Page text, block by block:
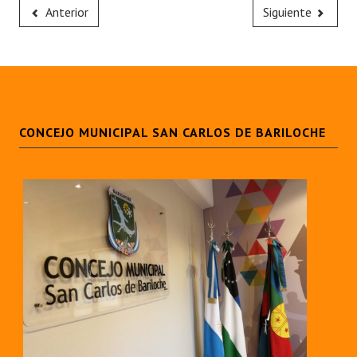
Anterior Siguiente
CONCEJO MUNICIPAL SAN CARLOS DE BARILOCHE